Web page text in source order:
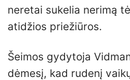
neretai sukelia nerimą
atidžios priežiūros.
Šeimos gydytoja
dėmesį, kad rudenį